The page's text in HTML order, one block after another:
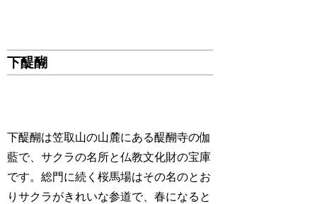
下醍醐
下醍醐は笠取山の山麓にある醍醐寺の伽
藍で、サクラの名所と仏教文化財の宝庫
です。総門に続く桜馬場はその名のとお
りサクラがきれいな参道で、春になると